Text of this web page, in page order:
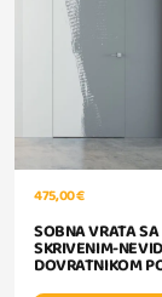
475,00 €
SOBNA VRATA SA
SKRIVENIM-
DOVRATNIKOM